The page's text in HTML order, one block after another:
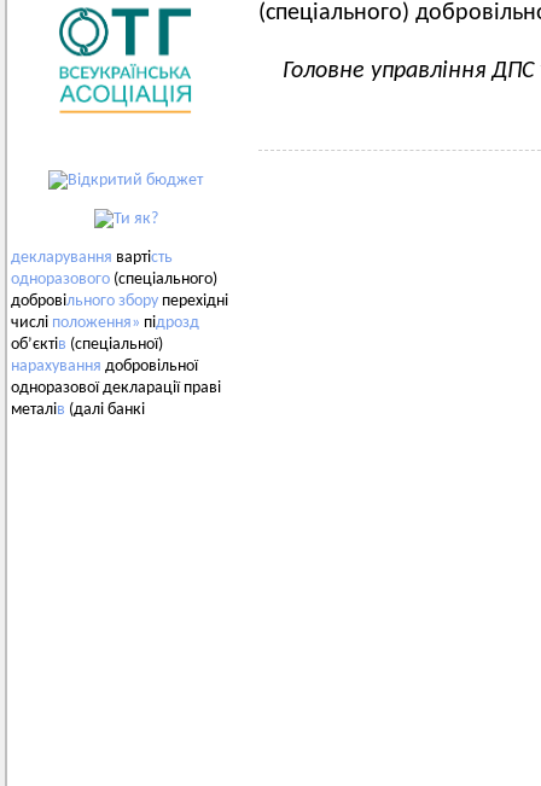
декларування вартість
одноразового (спеціального)
добровільного збору перехідні
числі положення» підрозд
об’єктів (спеціальної)
нарахування добровільної
одноразової декларації праві
металів (далі банкі
(спеціального)
Головне управління